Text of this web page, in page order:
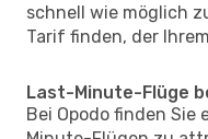
schnell wie möglich
Tarif finden, der
Last-Minute-Flüge
Bei Opodo finden Sie